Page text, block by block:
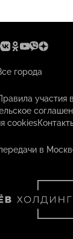
города
участия
cookies
в